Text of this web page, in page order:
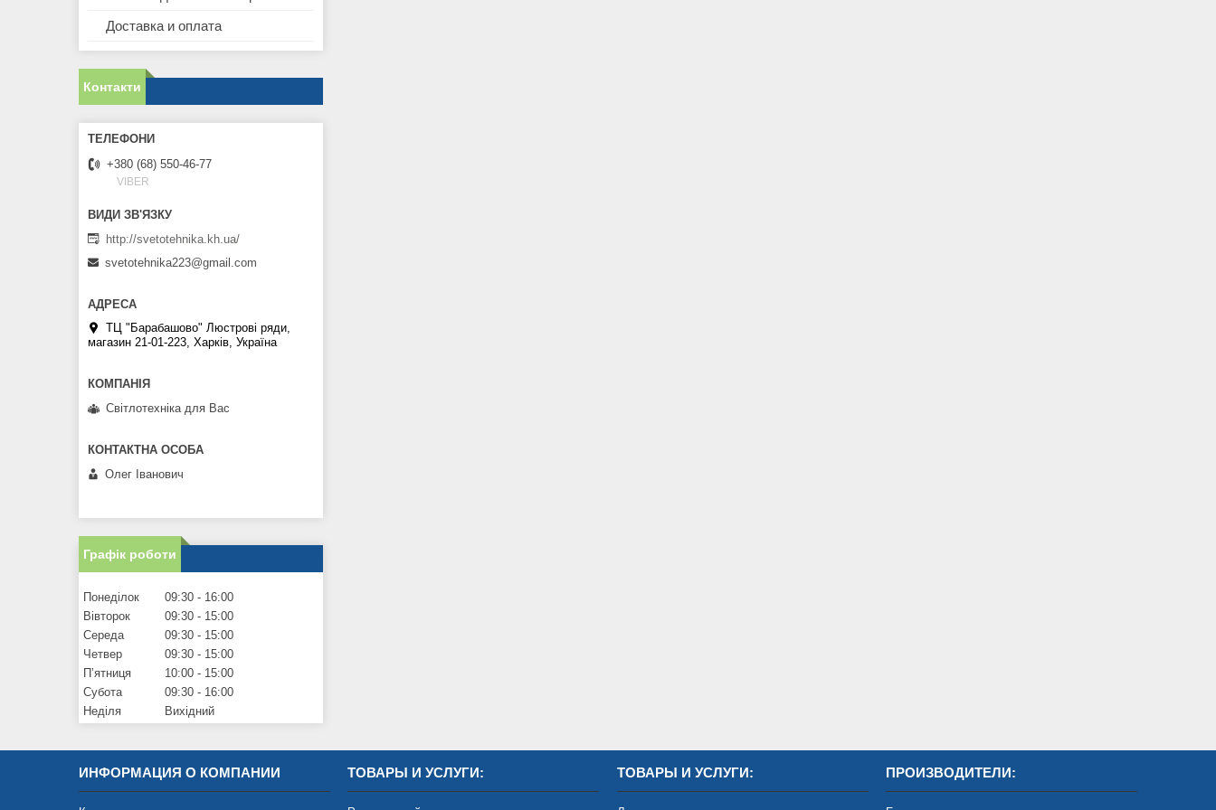
Доставка и оплата
Контакти
+380 (68) 550-46-77
VIBER
http://svetotehnika.kh.ua/
svetotehnika223@gmail.com
ТЦ "Барабашово" Люстрові ряди,
магазин 21-01-223, Харків, Україна
Світлотехніка для Вас
Олег Іванович
Графік роботи
Понеділок 09:30
16:00
Вівторок
09:30
15:00
Середа
09:30
15:00
Четвер
09:30
15:00
Пʼятниця
10:00
15:00
Субота
09:30
16:00
Неділя
Вихідний
ИНФОРМАЦИЯ О КОМПАНИИ ТОВАРЫ И УСЛУГИ: ТОВАРЫ И УСЛУГИ: ПРОИЗВОДИТЕЛИ: